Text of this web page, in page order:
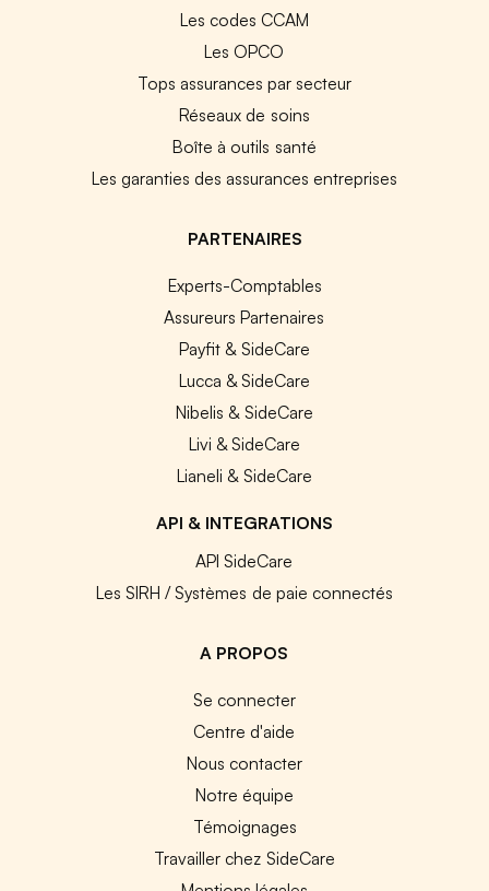
Les codes CCAM
Les OPCO
Tops assurances par secteur
Réseaux de soins
Boîte à outils santé
Les garanties des assurances entreprises
PARTENAIRES
Experts-Comptables
Assureurs Partenaires
Payfit & SideCare
Lucca & SideCare
Nibelis & SideCare
Livi & SideCare
Lianeli & SideCare
API & INTEGRATIONS
API SideCare
Les SIRH / Systèmes de paie connectés
A PROPOS
Se connecter
Centre d'aide
Nous contacter
Notre équipe
Témoignages
Travailler chez SideCare